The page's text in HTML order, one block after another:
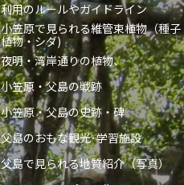
利用のルールやガイドライン
小笠原で見られる維管束植物（種子
植物・シダ)
夜明・湾岸通りの植物、
小笠原・父島の戦跡
小笠原・父島の史跡・碑
父島のおもな観光･学習施設
父島で見られる地質紹介（写真）